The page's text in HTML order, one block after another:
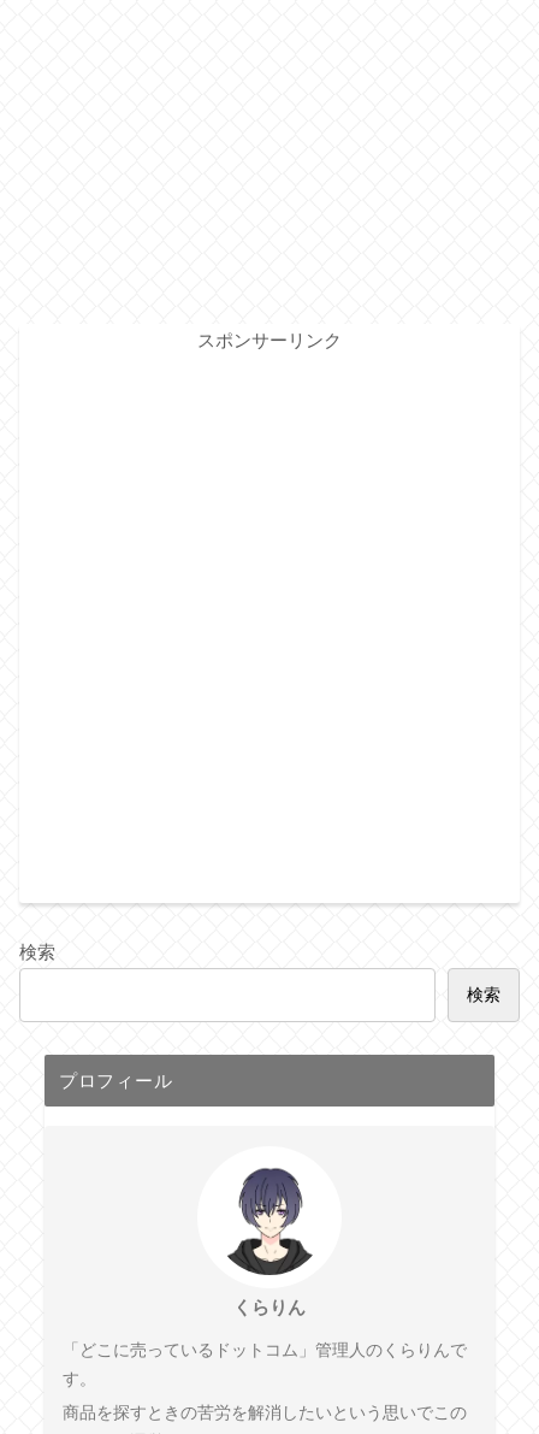
スポンサーリンク
検索
検索
プロフィール
くらりん
「どこに売っているドットコム」管理人のくらりんで
す。
商品を探すときの苦労を解消したいという思いでこの